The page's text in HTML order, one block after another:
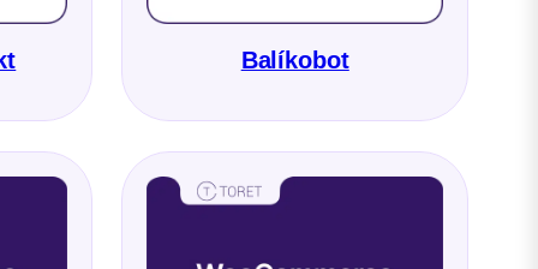
Balíkobot